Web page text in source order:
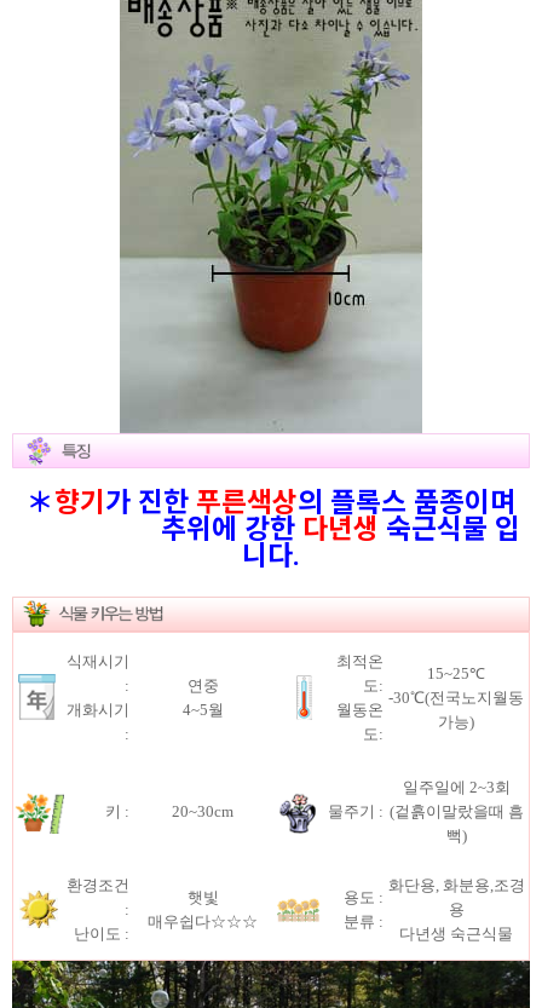
＊향기가 진한푸른색상의 플록스 품종이며
추위에 강한 다년생 숙근식물 입
니다.
식재시기
:
개화시기
:
연중
4~5월
최적온
도:
월동온
도:
15~25℃
-30℃(전국노지월동
가능)
키 : 20~30cm 물주기 :
일주일에 2~3회
(겉흙이말랐을때 흠
뻑)
환경조건
:
난이도 :
햇빛
매우쉽다☆☆☆
용도 :
분류 :
화단용, 화분용,조경
용
다년생 숙근식물